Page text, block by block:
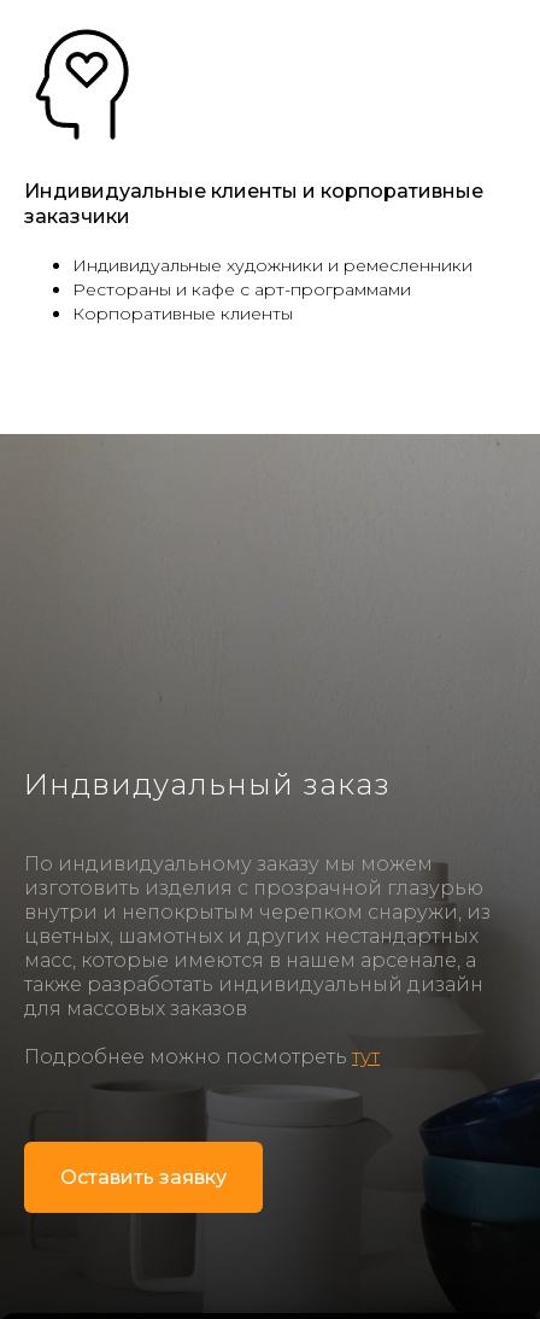
Индивидуальные клиенты и корпоративные
заказчики
Индивидуальные художники и ремесленники
Рестораны и кафе с арт-программами
Корпоративные клиенты
Индвидуальный заказ
По индивидуальному заказу мы можем
изготовить изделия с прозрачной глазурью
внутри и непокрытым черепком снаружи, из
цветных, шамотных и других нестандартных
масс, которые имеются в нашем арсенале, а
также разработать индивидуальный дизайн
для массовых заказов
Подробнее можно посмотретьтут
Оставить заявку